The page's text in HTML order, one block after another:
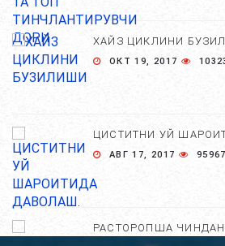
ХАЙЗ ЦИКЛИНИ
ОКТ 19, 2017
ЦИСТИТНИ УЙ
АВГ 17, 2017 95967
РАСТОРОПША